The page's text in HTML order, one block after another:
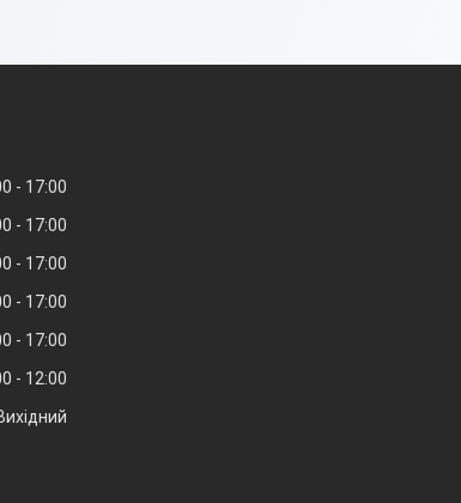
17:00
17:00
17:00
17:00
17:00
12:00